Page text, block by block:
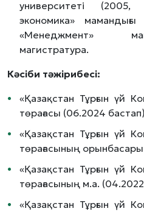
университеті
экономика»
«Менеджмент»
магистратура.
Кәсіби тәжірибесі:
«Қазақстан Тұрғын үй
төрағасы (06.2024
«Қазақстан Тұрғын үй
төрағасының
«Қазақстан Тұрғын үй
төрағасының м.а.
«Қазақстан Тұрғын үй